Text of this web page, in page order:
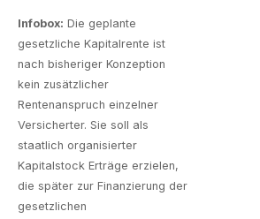
Infobox: Die geplante
gesetzliche Kapitalrente ist
nach bisheriger Konzeption
kein zusätzlicher
Rentenanspruch einzelner
Versicherter. Sie soll als
staatlich organisierter
Kapitalstock Erträge erzielen,
die später zur Finanzierung der
gesetzlichen